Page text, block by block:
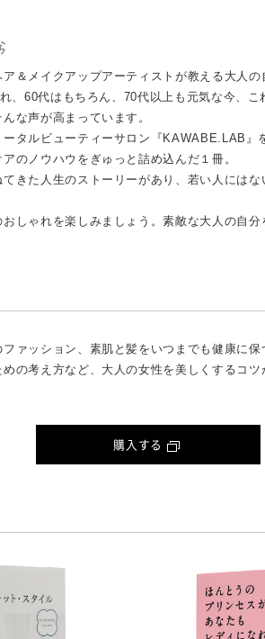
＆メイクアップアーティストが教える大人の
、60代はもちろん、70代以上も元気な今、
な声が高まっています。
タルビューティーサロン『KAWABE.LAB
のノウハウをぎゅっと詰め込んだ１冊。
きた人生のストーリーがあり、若い人には
しゃれを楽しみましょう。素敵な大人の自
ァッション、素肌と髪をいつまでも健康に保
の考え方など、大人の女性を美しくするコツ
購入する